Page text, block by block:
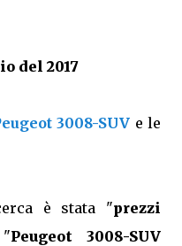
del 2017
3008-SUV e le
è stata "prezzi
Peugeot 3008-SUV